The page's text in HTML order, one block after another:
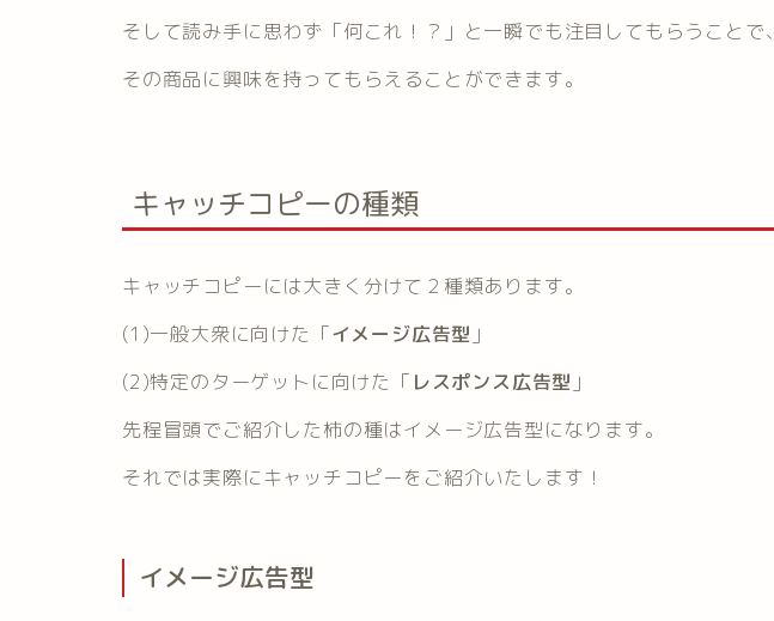
そして読み手に思わず「何これ！？」と一瞬でも注目してもらうことで、
その商品に興味を持ってもらえることができます。
キャッチコピーの種類
キャッチコピーには大きく分けて２種類あります。
(1)一般大衆に向けた「イメージ広告型 」
(2)特定のターゲットに向けた「 レスポンス広告型 」
先程冒頭でご紹介した柿の種はイメージ広告型になります。
それでは実際にキャッチコピーをご紹介いたします！
イメージ広告型